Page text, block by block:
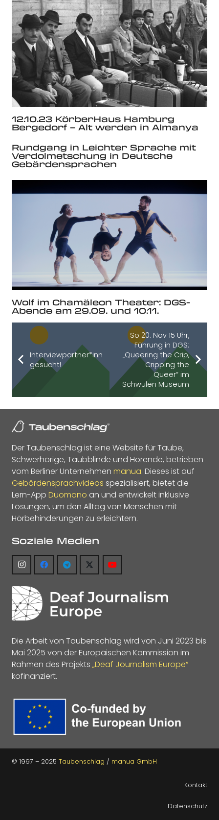
12.10.23 KörberHaus Hamburg
Bergedorf – Alt werden in Almanya
Rundgang in Leichter Sprache mit
Verdolmetschung in Deutsche
Gebärdensprachen
Wolf im Chamäleon Theater: DGS-
Abende am 29.09. und 10.11.
Interviewpartner*innen
gesucht!
So 20. Nov 15 Uhr,
Führung in DGS:
„Queering the Crip,
Cripping the
Queer“ im
Schwulen Museum
Der Taubenschlag ist eine Website für Taube,
Schwerhörige, Taubblinde und Hörende, betrieben
vom Berliner Unternehmen manua. Dieses ist auf
Gebärdensprachvideos spezialisiert, bietet die
Lern-App Duomano an und entwickelt inklusive
Lösungen, um den Alltag von Menschen mit
Hörbehinderungen zu erleichtern.
Soziale Medien
Die Arbeit von Taubenschlag wird von Juni 2023 bis
Mai 2025 von der Europäischen Kommission im
Rahmen des Projekts „Deaf Journalism Europe“
kofinanziert.
© 1997 – 2025 Taubenschlag / manua GmbH
Kontakt
Datenschutz